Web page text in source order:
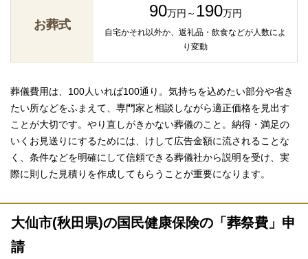
お葬式
90万円～ 190万円
自宅かそれ以外か、返礼品・飲食などが人数によ
り変動
葬儀費用は、100人いれば100通り。気持ちを込めたい部分や省き
たい所などをふまえて、専門家と相談しながら適正価格を見出す
ことが大切です。やり直しがきかない葬儀のこと。納得・満足の
いくお見送りにするためには、けして広告金額に流されることな
く、条件などを明確にして信頼できる葬儀社から説明を受け、実
際に則した見積りを作成してもらうことが重要になります。
大仙市(秋田県)の国民健康保険の「葬祭費」申
請